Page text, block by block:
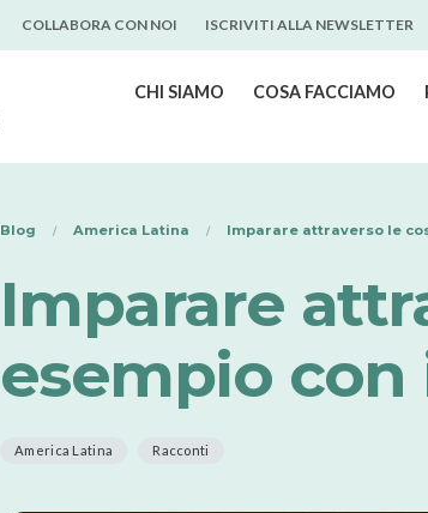
COLLABORA CON NOI ISCRIVITI ALLA NEWSLETTER
CHI SIAMO COSA FACCIAMO
Blog America Latina Imparare attraverso le
Imparare
esempio con
America Latina Racconti